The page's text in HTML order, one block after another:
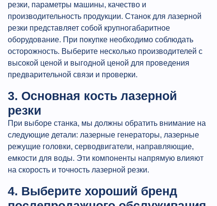
резки, параметры машины, качество и
производительность продукции. Станок для лазерной
резки представляет собой крупногабаритное
оборудование. При покупке необходимо соблюдать
осторожность. Выберите несколько производителей с
высокой ценой и выгодной ценой для проведения
предварительной связи и проверки.
3. Основная кость лазерной
резки
При выборе станка, мы должны обратить внимание на
следующие детали: лазерные генераторы, лазерные
режущие головки, серводвигатели, направляющие,
емкости для воды. Эти компоненты напрямую влияют
на скорость и точность лазерной резки.
4. Выберите хороший бренд